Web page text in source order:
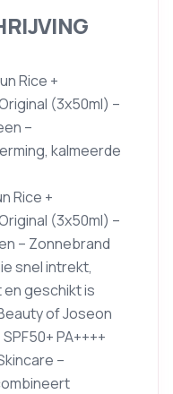
Rice +
(3x50ml) –
–
kalmeerde
Rice +
(3x50ml) –
– Zonnebrand
snel intrekt,
geschikt is
of Joseon
PA++++
–